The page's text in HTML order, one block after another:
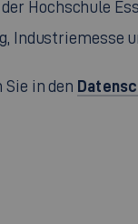
der Hochschule
Industriemesse
in den